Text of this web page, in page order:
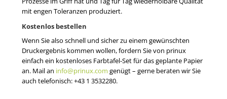
mit engen Toleranzen produziert.
Kostenlos bestellen
Wenn Sie also schnell und sicher zu einem gewünschten
Druckergebnis kommen wollen, fordern Sie von prinux
einfach ein kostenloses Farbtafel-Set für das geplante Papier
an. Mail an info@prinux.com genügt – gerne beraten wir Sie
auch telefonisch: +43 1 3532280.